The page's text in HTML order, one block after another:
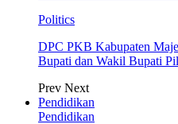
Politics
DPC PKB Kabupaten
Bupati dan Wakil Bupati
Prev Next
Pendidikan
Pendidikan